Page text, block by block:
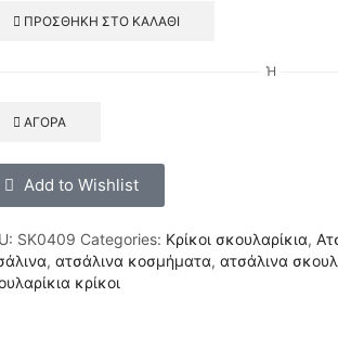
ΠΡΟΣΘΉΚΗ ΣΤΟ ΚΑΛΆΘΙ
Ή
ΑΓΟΡΆ
Add to Wishlist
SK0409 Categories: Κρίκοι σκουλαρίκια,
, ατσάλινα κοσμήματα, ατσάλινα
κρίκοι